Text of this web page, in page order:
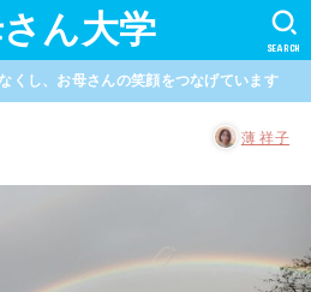
ん大学 SEARCH
くし、お母さんの笑顔をつなげています
薄 祥子